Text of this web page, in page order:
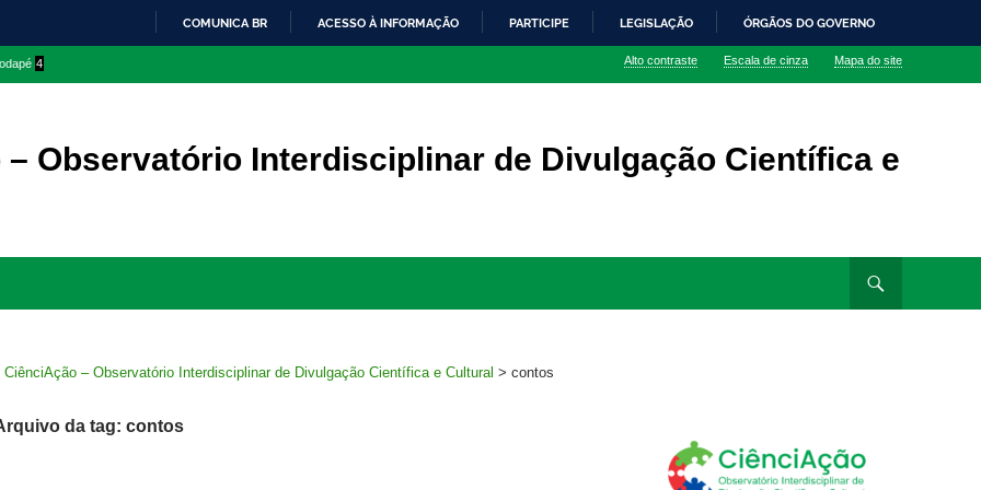
O
COMUNICA BR ACESSO À INFORMAÇÃO PARTICIPE LEGISLAÇÃO ÓRGÃOS DO GOVERNO
4 Alto contraste Escala de cinza Mapa do site
– Observatório Interdisciplinar de Divulgação Científica e
CiênciAção – Observatório Interdisciplinar de Divulgação Científica e Cultural > contos
da tag: contos